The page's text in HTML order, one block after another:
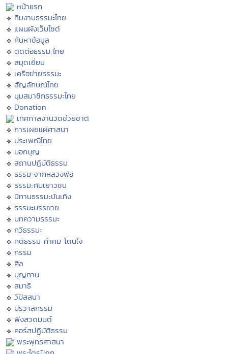
หน้าแรก
ทีมงานธรรมะไทย
แผนผังเว็บไซต์
ค้นหาข้อมูล
ติดต่อธรรมะไทย
สมุดเยี่ยม
เครือข่ายธรรมะ
สัญลักษณ์ไทย
มุมสมาชิกธรรมะไทย
Donation
เทศกาลงานวัดช่วยชาติ
การเผยแผ่ศาสนา
ประเพณีไทย
บอกบุญ
สถานปฏิบัติธรรม
ธรรมะจากหลวงพ่อ
ธรรมะกับเยาวชน
นิทานธรรมะบันเทิง
ธรรมะบรรยาย
บทความธรรมะ
กวีธรรมะ
คติธรรม คำคม โดนใจ
กรรม
ศีล
บุญทาน
สมาธิ
วิปัสสนา
ปริวาสกรรม
ฟังสวดมนต์
คอร์สปฏิบัติธรรม
พระพุทธศาสนา